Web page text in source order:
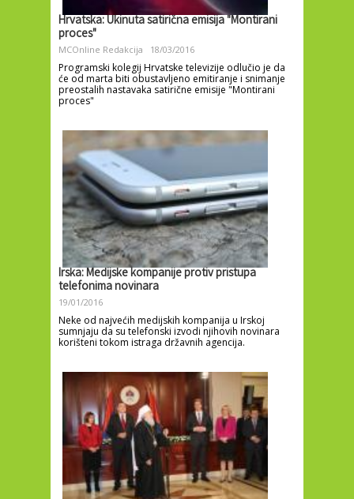
Hrvatska: Ukinuta satirična emisija "Montirani
proces"
MCOnline Redakcija 18/03/2016
Programski kolegij Hrvatske televizije odlučio je da
će od marta biti obustavljeno emitiranje i snimanje
preostalih nastavaka satirične emisije "Montirani
proces"
Irska: Medijske kompanije protiv pristupa
telefonima novinara
19/01/2016
Neke od najvećih medijskih kompanija u Irskoj
sumnjaju da su telefonski izvodi njihovih novinara
korišteni tokom istraga državnih agencija.